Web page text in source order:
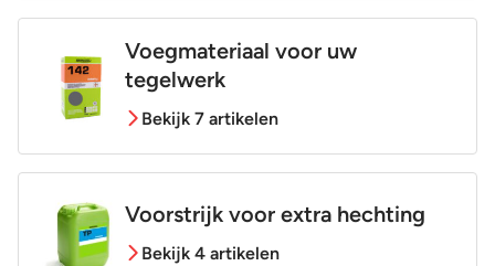
Voegmateriaal voor uw
tegelwerk
Bekijk 7 artikelen
Voorstrijk voor extra hechting
Bekijk 4 artikelen